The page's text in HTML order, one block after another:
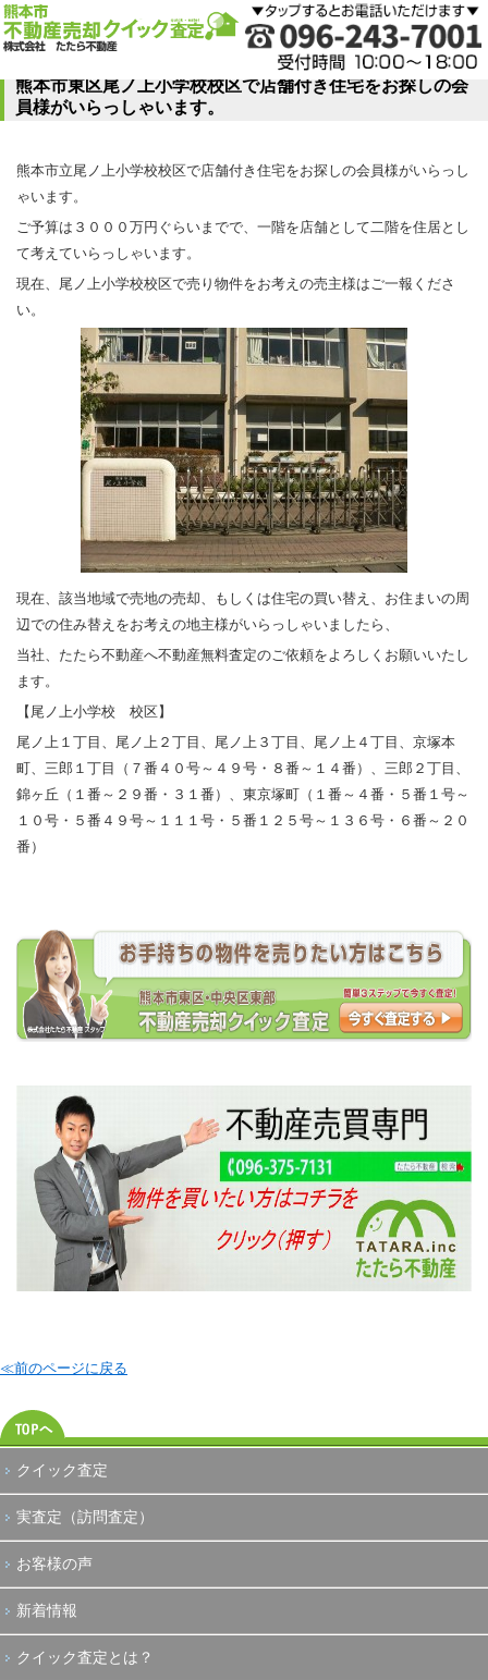
熊本市東区尾ノ上小学校校区で店舗付き住宅をお探しの会
員様がいらっしゃいます。
熊本市立尾ノ上小学校校区で店舗付き住宅をお探しの会員様がいらっし
ゃいます。
ご予算は３０００万円ぐらいまでで、一階を店舗として二階を住居とし
て考えていらっしゃいます。
現在、尾ノ上小学校校区で売り物件をお考えの売主様はご一報くださ
い。
現在、該当地域で売地の売却、もしくは住宅の買い替え、お住まいの周
辺での住み替えをお考えの地主様がいらっしゃいましたら、
当社、たたら不動産へ不動産無料査定のご依頼をよろしくお願いいたし
ます。
【尾ノ上小学校 校区】
尾ノ上１丁目、尾ノ上２丁目、尾ノ上３丁目、尾ノ上４丁目、京塚本
町、三郎１丁目（７番４０号～４９号・８番～１４番）、三郎２丁目、
錦ヶ丘（１番～２９番・３１番）、東京塚町（１番～４番・５番１号～
１０号・５番４９号～１１１号・５番１２５号～１３６号・６番～２０
番）
≪前のページに戻る
クイック査定
実査定（訪問査定）
お客様の声
新着情報
クイック査定とは？